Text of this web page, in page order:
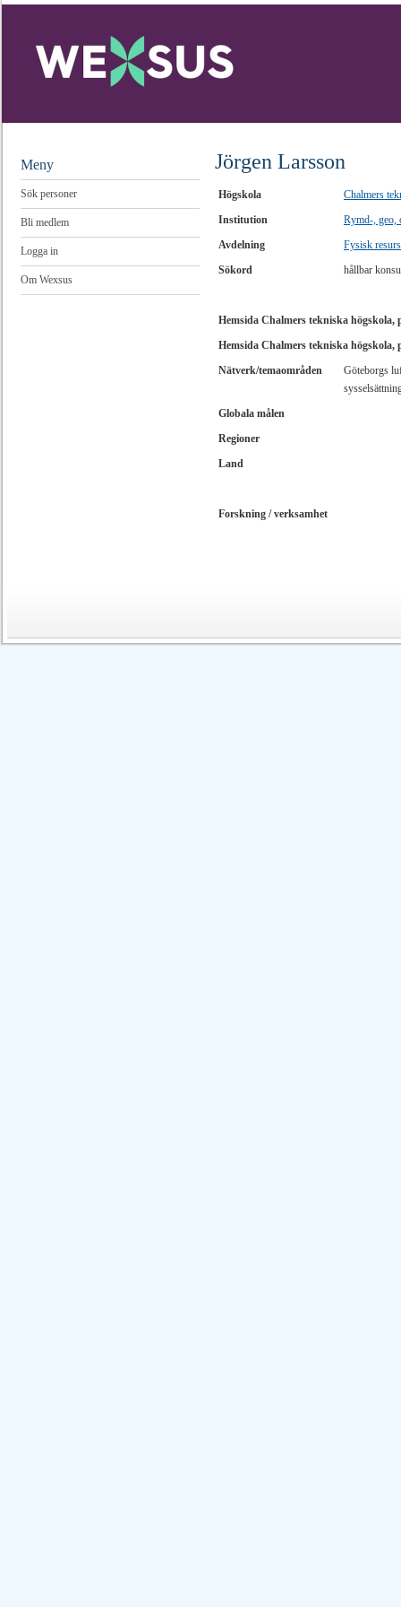
Meny
Sök personer
Bli medlem
Logga in
Om Wexsus
Jörgen Larsson
Högskola
Chalmers
Institution
Rymd-, geo,
Avdelning
Fysisk
Sökord
hållbar
Hemsida Chalmers tekniska högskola,
Hemsida Chalmers tekniska högskola,
Nätverk/temaområden
Göteborgs
Globala målen
Regioner
Land
Forskning / verksamhet